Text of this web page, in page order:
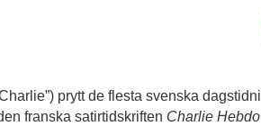
Charlie”) prytt de flesta svenska
franska satirtidskriften Charlie Hebdo